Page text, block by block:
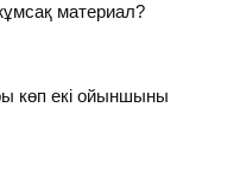
материал?
көп екі ойыншыны